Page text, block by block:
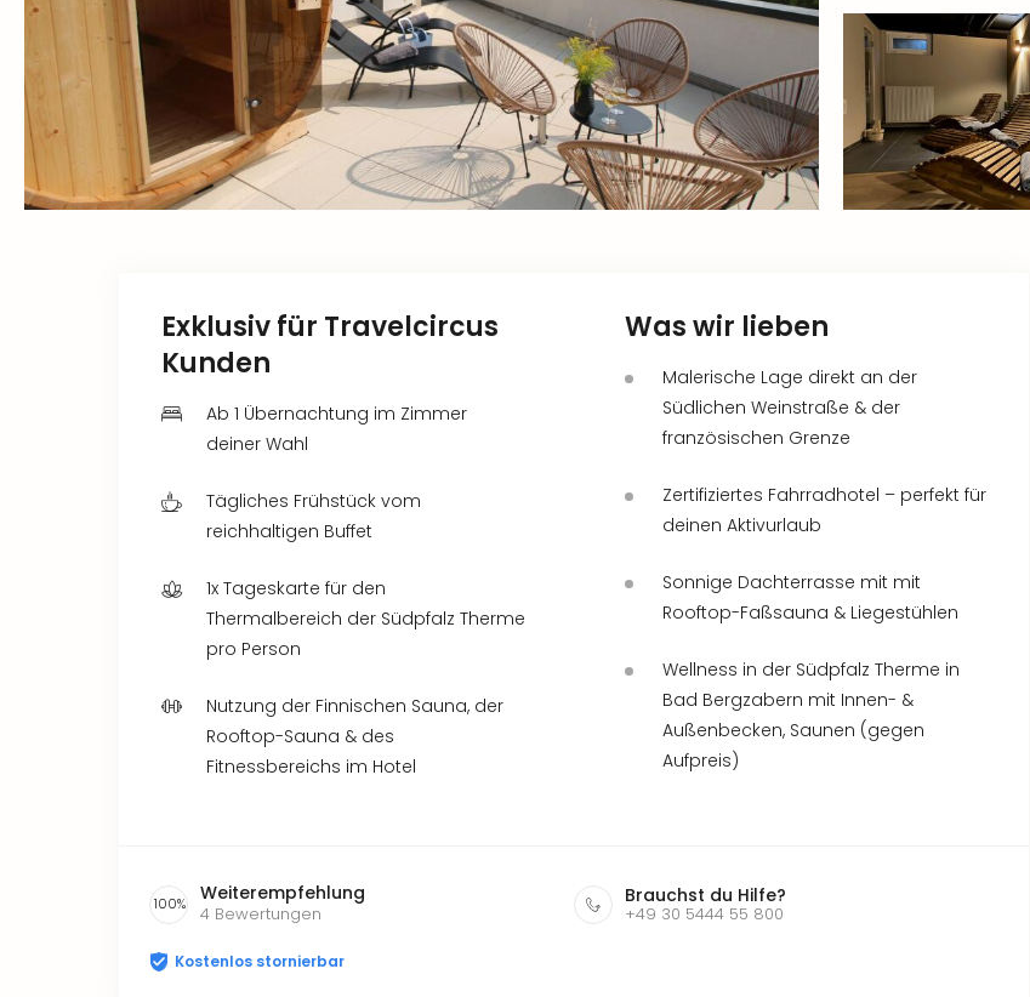
Exklusiv für Travelcircus
Kunden
Ab 1 Übernachtung im Zimmer
deiner Wahl
Tägliches Frühstück vom
reichhaltigen Buffet
1x Tageskarte für den
Thermalbereich der Südpfalz Therme
pro Person
Nutzung der Finnischen Sauna, der
Rooftop-Sauna & des
Fitnessbereichs im Hotel
Was wir lieben
Malerische Lage direkt an der
Südlichen Weinstraße & der
französischen Grenze
Zertifiziertes Fahrradhotel – perfekt für
deinen Aktivurlaub
Sonnige Dachterrasse mit mit
Rooftop-Faßsauna & Liegestühlen
Wellness in der Südpfalz Therme in
Bad Bergzabern mit Innen- &
Außenbecken, Saunen (gegen
Aufpreis)
100% Weiterempfehlung
4 Bewertungen
Brauchst du Hilfe?
+49 30 5444 55 800
Kostenlos stornierbar